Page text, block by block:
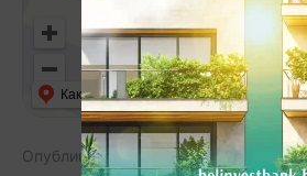
Как добраться API Карт
Опубликовано:25.07.2025